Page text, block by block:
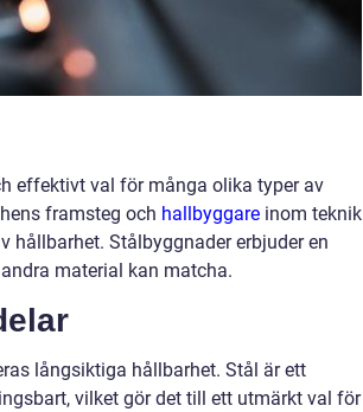
effektivt val för många olika typer av
framsteg och hallbyggare inom teknik
hållbarhet. Stålbyggnader erbjuder en
material kan matcha.
långsiktiga hållbarhet. Stål är ett
vilket gör det till ett utmärkt val för